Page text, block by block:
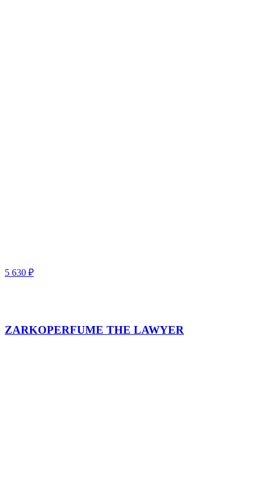
5 630 ₽
ZARKOPERFUME THE LAWYER